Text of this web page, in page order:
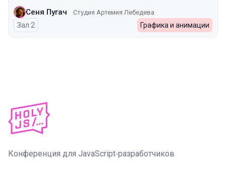
Сеня Пугач Студия Артемия Лебедева
Зал 2 Графика и анимации
Конференция для JavaScript‑разработчиков